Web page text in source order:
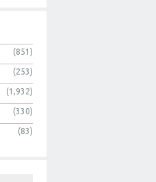
(851)
(253)
(1,932)
(330)
(83)